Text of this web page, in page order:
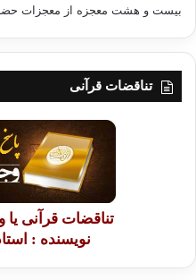
بیست و هشت معجزه از معجزات
تناقضات قرآنی
تناقضات قرآنی
نویسنده :